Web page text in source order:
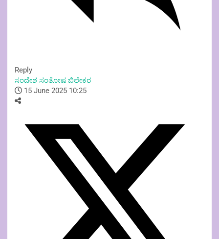
Reply
ಸಂದೇಶ ಸಂತೋಷ ಬಿಲೇಕರ
15 June 2025 10:25